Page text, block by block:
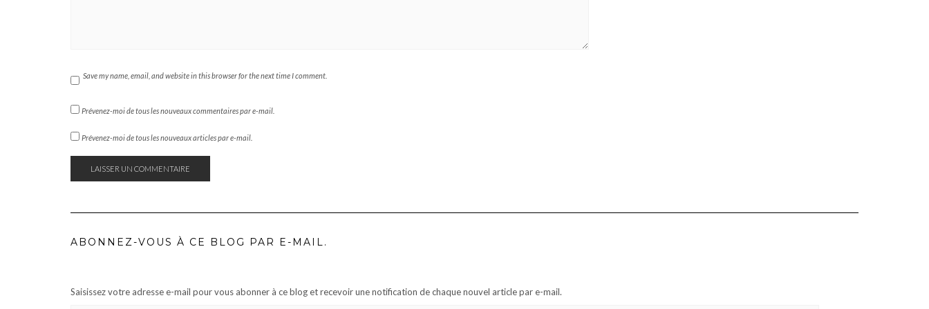
Save my name, email, and website in this browser for the next time I comment.
Prévenez-moi de tous les nouveaux commentaires par e-mail.
Prévenez-moi de tous les nouveaux articles par e-mail.
ABONNEZ-VOUS À CE BLOG PAR E-MAIL.
Saisissez votre adresse e-mail pour vous abonner à ce blog et recevoir une notification de chaque nouvel article par e-mail.